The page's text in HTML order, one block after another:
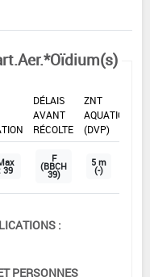
DÉLAIS
AVANT
RÉCOLTE
ZNT
AQUATIQUE
(DVP)
39
F
(BBCH
39)
5 m
(-)
:
PERSONNES